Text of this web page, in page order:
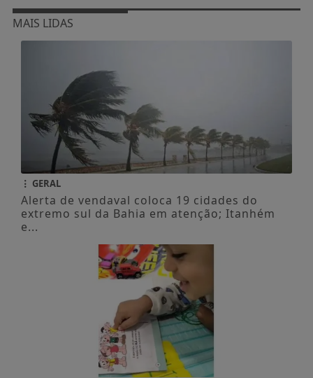
MAIS LIDAS
GERAL
Alerta de vendaval coloca 19 cidades do
extremo sul da Bahia em atenção; Itanhém
e...